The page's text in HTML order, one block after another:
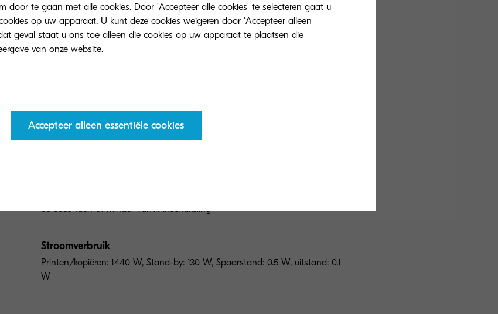
Kopiëren Scannen
Motorsnelheid
30 seconden of minder vanaf inschakeling
Stroomverbruik
Printen/kopiëren: 1440 W, Stand-by: 130 W, Spaarstand: 0.5 W, uitstand: 0.1
W
door te gaan met alle cookies. Door 'Accepteer alle cookies' te selecteren gaat u
op uw apparaat. U kunt deze cookies weigeren door 'Accepteer alleen
geval staat u ons toe alleen die cookies op uw apparaat te plaatsen die
noodzakelijk zijn voor de correcte weergave van onze website.
Accepteer alleen essentiële cookies